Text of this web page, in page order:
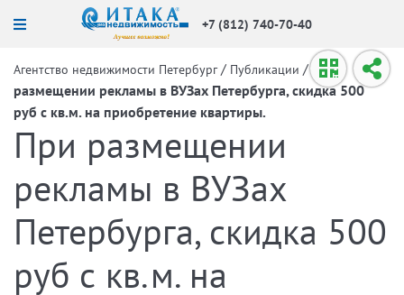
+7 (812) 740-70-40
Агентство недвижимости Петербург / Публикации / При
размещении рекламы в ВУЗах Петербурга, скидка 500
руб с кв.м. на приобретение квартиры.
При размещении
рекламы в ВУЗах
Петербурга, скидка 500
руб с кв.м. на